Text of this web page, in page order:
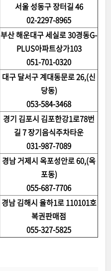
서울 성동구 장터길 46
02-2297-8965
부산 해운대구 세실로 30경동G-
PLUS아파트상가103
051-701-0320
대구 달서구 계대동문로 26,(신
당동)
053-584-3468
경기 김포시 김포한강1로78번
길 7 장기음식주차타운
031-987-7089
경남 거제시 옥포성안로 60,(옥
포동)
055-687-7706
경남 김해시 율하1로 110101호
복권판매점
055-327-5825